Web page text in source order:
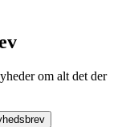
om alt det der